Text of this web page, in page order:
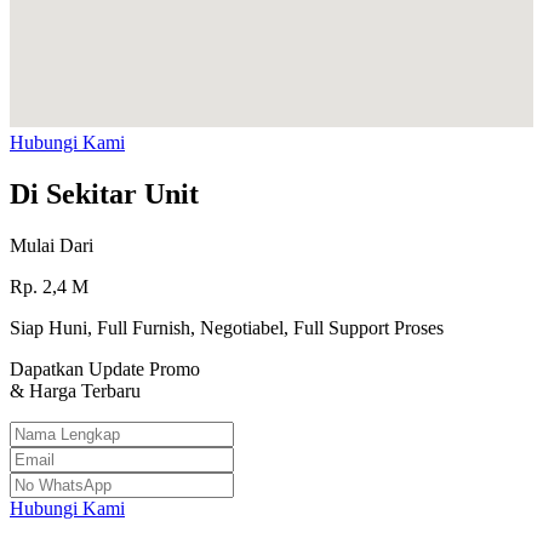
Hubungi Kami
Di Sekitar Unit
Mulai Dari
Rp. 2,4 M
Siap Huni, Full Furnish, Negotiabel, Full Support Proses
Dapatkan Update Promo
& Harga Terbaru
Hubungi Kami